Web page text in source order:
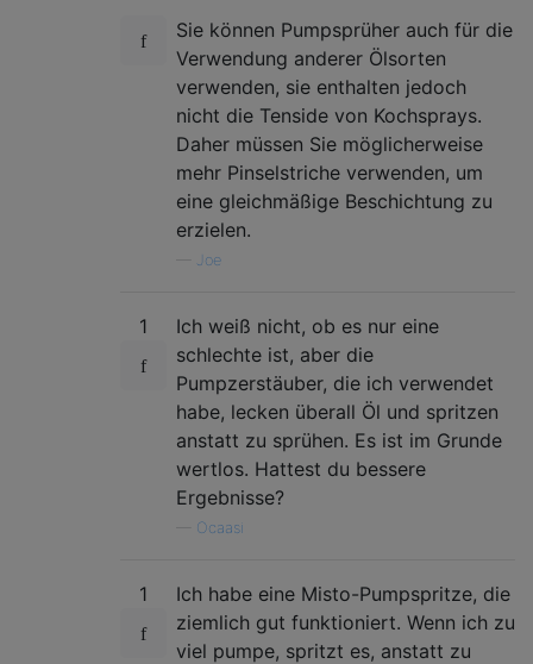
Sie können Pumpsprüher auch für die
Verwendung anderer Ölsorten
verwenden, sie enthalten jedoch
nicht die Tenside von Kochsprays.
Daher müssen Sie möglicherweise
mehr Pinselstriche verwenden, um
eine gleichmäßige Beschichtung zu
erzielen.
Joe
1
Ich weiß nicht, ob es nur eine
schlechte ist, aber die
Pumpzerstäuber, die ich verwendet
habe, lecken überall Öl und spritzen
anstatt zu sprühen. Es ist im Grunde
wertlos. Hattest du bessere
Ergebnisse?
Ocaasi
1
Ich habe eine Misto-Pumpspritze, die
ziemlich gut funktioniert. Wenn ich zu
viel pumpe, spritzt es, anstatt zu